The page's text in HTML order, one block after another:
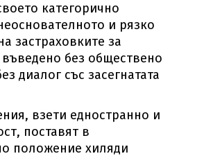
категорично
и рязко
застраховките за
без обществено
диалог със засегнатата
взети едностранно и
поставят в
положение хиляди